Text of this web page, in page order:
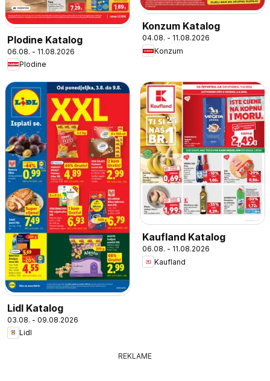
Plodine Katalog
06.08. - 11.08.2026
Plodine
Konzum Katalog
04.08. - 11.08.2026
Konzum
Lidl Katalog
03.08. - 09.08.2026
Lidl
Kaufland Katalog
06.08. - 11.08.2026
Kaufland
REKLAME